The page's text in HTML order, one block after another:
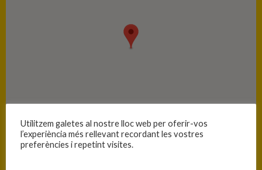
Utilitzem galetes al nostre lloc web per oferir-vos
l’experiència més rellevant recordant les vostres
preferències i repetint visites.